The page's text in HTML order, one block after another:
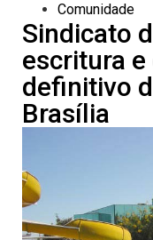
Comunidade
Sindicato
escritura
definitivo
Brasília